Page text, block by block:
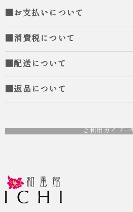
■お支払いについて
■消費税について
■配送について
■返品について
ご利用ガイド一